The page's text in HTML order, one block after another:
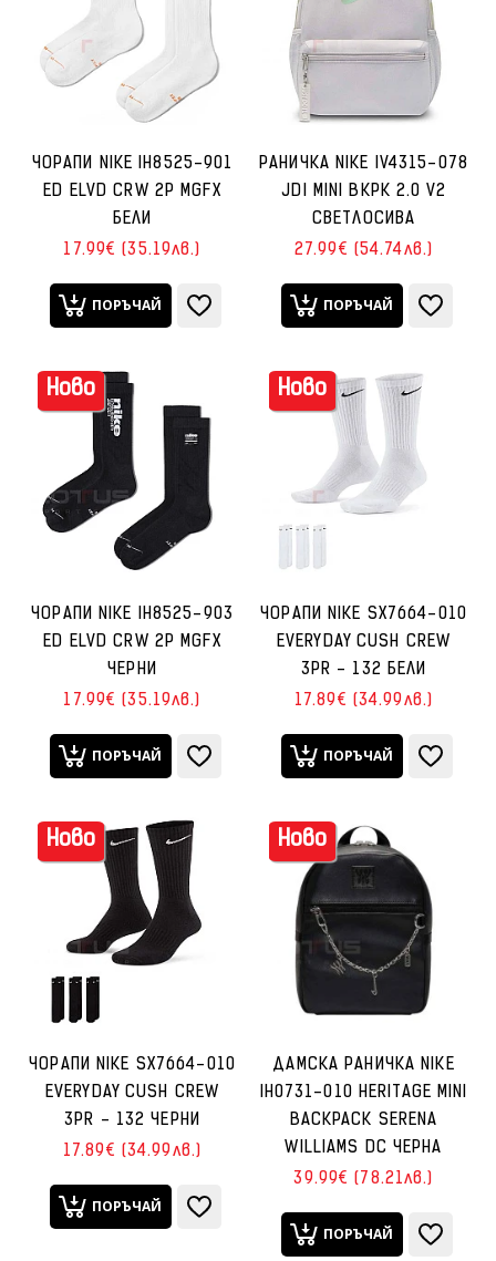
ЧОРАПИ NIKE IH8525-901
ED ELVD CRW 2P MGFX
БЕЛИ
17.99€ (35.19лв.)
ПОРЪЧАЙ
РАНИЧКА NIKE IV4315-078
JDI MINI BKPK 2.0 V2
СВЕТЛОСИВА
27.99€ (54.74лв.)
ПОРЪЧАЙ
Ново
ЧОРАПИ NIKE IH8525-903
ED ELVD CRW 2P MGFX
ЧЕРНИ
17.99€ (35.19лв.)
ПОРЪЧАЙ
Ново
ЧОРАПИ NIKE SX7664-010
EVERYDAY CUSH CREW
3PR - 132 БЕЛИ
17.89€ (34.99лв.)
ПОРЪЧАЙ
Ново
ЧОРАПИ NIKE SX7664-010
EVERYDAY CUSH CREW
3PR - 132 ЧЕРНИ
17.89€ (34.99лв.)
ПОРЪЧАЙ
Ново
ДАМСКА РАНИЧКА NIKE
IH0731-010 HERITAGE MINI
BACKPACK SERENA
WILLIAMS DC ЧЕРНА
39.99€ (78.21лв.)
ПОРЪЧАЙ